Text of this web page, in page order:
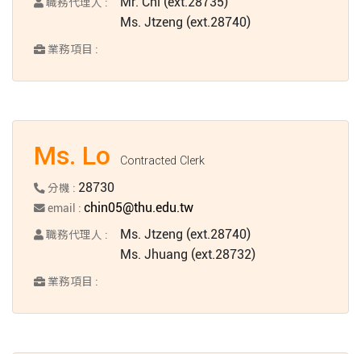
職務代理人 :
Ms. Jtzeng (ext.28740)
業務項目 :
Ms. Lo Contracted Clerk
分機 : 28730
email :chin05@thu.edu.tw
職務代理人 :
Ms. Jtzeng (ext.28740)
Ms. Jhuang (ext.28732)
業務項目 :